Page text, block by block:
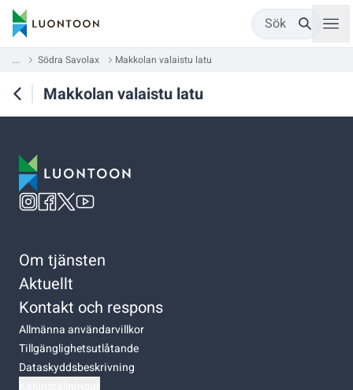
Sök
... Södra Savolax Makkolan valaistu latu
Makkolan valaistu latu
Om tjänsten
Aktuellt
Kontakt och respons
Allmänna användarvillkor
Tillgänglighetsutlåtande
Dataskyddsbeskrivning